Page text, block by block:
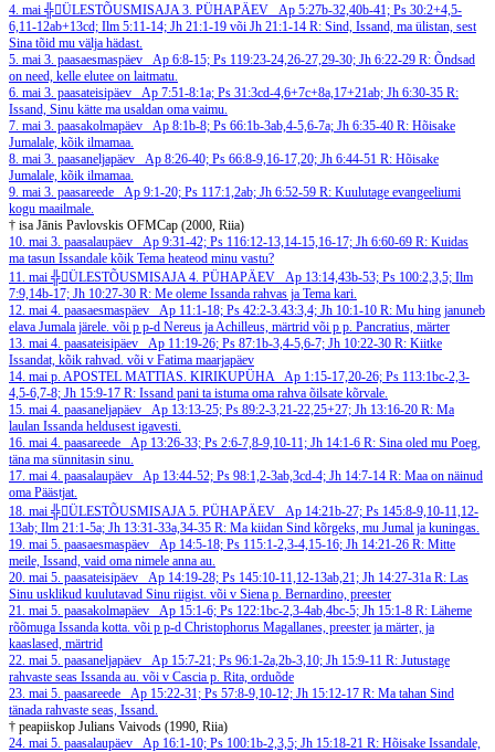
4. mai ╬ÜLESTÕUSMISAJA 3. PÜHAPÄEV
Ap 5:27b-32,40b-41; Ps 30:2+4,5-
6,11-12ab+13cd; Ilm 5:11-14; Jh 21:1-19 või Jh 21:1-14 R: Sind, Issand, ma ülistan, sest
Sina tõid mu välja hädast.
5. mai 3. paasaesmaspäev Ap 6:8-15; Ps 119:23-24,26-27,29-30; Jh 6:22-29 R: Õndsad
on need, kelle elutee on laitmatu.
6. mai 3. paasateisipäev Ap 7:51-8:1a; Ps 31:3cd-4,6+7c+8a,17+21ab; Jh 6:30-35 R:
Issand, Sinu kätte ma usaldan oma vaimu.
7. mai 3. paasakolmapäev Ap 8:1b-8; Ps 66:1b-3ab,4-5,6-7a; Jh 6:35-40 R: Hõisake
Jumalale, kõik ilmamaa.
8. mai 3. paasaneljapäev Ap 8:26-40; Ps 66:8-9,16-17,20; Jh 6:44-51 R: Hõisake
Jumalale, kõik ilmamaa.
9. mai 3. paasareede Ap 9:1-20; Ps 117:1,2ab; Jh 6:52-59 R: Kuulutage evangeeliumi
kogu maailmale.
† isa Jānis Pavlovskis OFMCap (2000, Riia)
10. mai 3. paasalaupäev Ap 9:31-42; Ps 116:12-13,14-15,16-17; Jh 6:60-69 R: Kuidas
ma tasun Issandale kõik Tema heateod minu vastu?
11. mai ╬ÜLESTÕUSMISAJA 4. PÜHAPÄEV
Ap 13:14,43b-53; Ps 100:2,3,5; Ilm
7:9,14b-17; Jh 10:27-30 R: Me oleme Issanda rahvas ja Tema kari.
12. mai 4. paasaesmaspäev Ap 11:1-18; Ps 42:2-3.43:3,4; Jh 10:1-10 R: Mu hing januneb
elava Jumala järele. või p p-d Nereus ja Achilleus, märtrid või p p. Pancratius, märter
13. mai 4. paasateisipäev Ap 11:19-26; Ps 87:1b-3,4-5,6-7; Jh 10:22-30 R: Kiitke
Issandat, kõik rahvad. või v Fatima maarjapäev
14. mai p. APOSTEL MATTIAS. KIRIKUPÜHA Ap 1:15-17,20-26; Ps 113:1bc-2,3-
4,5-6,7-8; Jh 15:9-17 R: Issand pani ta istuma oma rahva õilsate kõrvale.
15. mai 4. paasaneljapäev Ap 13:13-25; Ps 89:2-3,21-22,25+27; Jh 13:16-20 R: Ma
laulan Issanda heldusest igavesti.
16. mai 4. paasareede Ap 13:26-33; Ps 2:6-7,8-9,10-11; Jh 14:1-6 R: Sina oled mu Poeg,
täna ma sünnitasin sinu.
17. mai 4. paasalaupäev Ap 13:44-52; Ps 98:1,2-3ab,3cd-4; Jh 14:7-14 R: Maa on näinud
oma Päästjat.
18. mai ╬ÜLESTÕUSMISAJA 5. PÜHAPÄEV
Ap 14:21b-27; Ps 145:8-9,10-11,12-
13ab; Ilm 21:1-5a; Jh 13:31-33a,34-35 R: Ma kiidan Sind kõrgeks, mu Jumal ja kuningas.
19. mai 5. paasaesmaspäev Ap 14:5-18; Ps 115:1-2,3-4,15-16; Jh 14:21-26 R: Mitte
meile, Issand, vaid oma nimele anna au.
20. mai 5. paasateisipäev Ap 14:19-28; Ps 145:10-11,12-13ab,21; Jh 14:27-31a R: Las
Sinu usklikud kuulutavad Sinu riigist. või v Siena p. Bernardino, preester
21. mai 5. paasakolmapäev Ap 15:1-6; Ps 122:1bc-2,3-4ab,4bc-5; Jh 15:1-8 R: Läheme
rõõmuga Issanda kotta. või p p-d Christophorus Magallanes, preester ja märter, ja
kaaslased, märtrid
22. mai 5. paasaneljapäev Ap 15:7-21; Ps 96:1-2a,2b-3,10; Jh 15:9-11 R: Jutustage
rahvaste seas Issanda au. või v Cascia p. Rita, orduõde
23. mai 5. paasareede Ap 15:22-31; Ps 57:8-9,10-12; Jh 15:12-17 R: Ma tahan Sind
tänada rahvaste seas, Issand.
† peapiiskop Julians Vaivods (1990, Riia)
24. mai 5. paasalaupäev Ap 16:1-10; Ps 100:1b-2,3,5; Jh 15:18-21 R: Hõisake Issandale,